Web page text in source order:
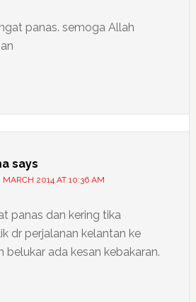
panas. semoga Allah
says
MARCH 2014 AT 10:36 AM
panas dan kering tika
dr perjalanan kelantan ke
belukar ada kesan kebakaran.